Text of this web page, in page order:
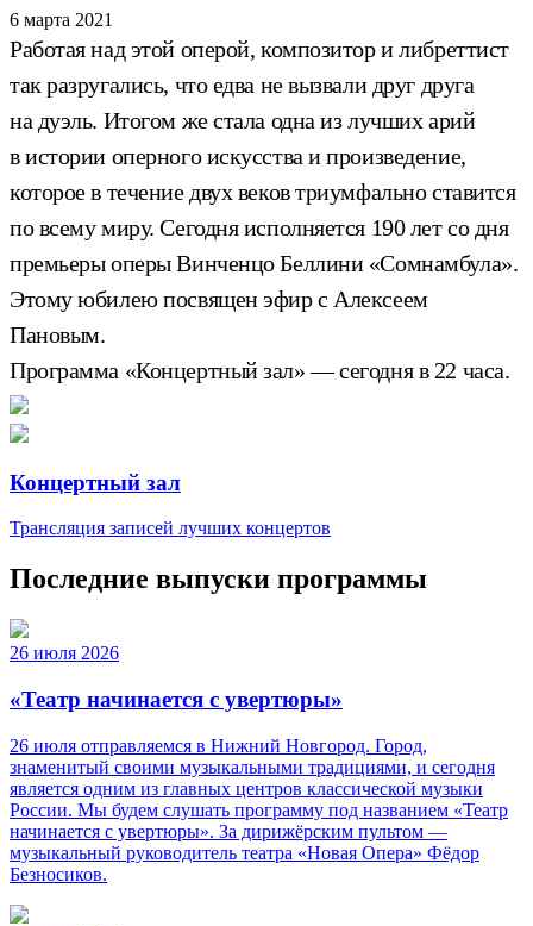
6 марта 2021
Работая над этой оперой, композитор и либреттист
так разругались, что едва не вызвали друг друга
на дуэль. Итогом же стала одна из лучших арий
в истории оперного искусства и произведение,
которое в течение двух веков триумфально ставится
по всему миру. Сегодня исполняется 190 лет со дня
премьеры оперы Винченцо Беллини «Сомнамбула».
Этому юбилею посвящен эфир с Алексеем
Пановым.
Программа «Концертный зал» — сегодня в 22 часа.
Концертный зал
Трансляция записей лучших концертов
Последние выпуски программы
26 июля 2026
«Театр начинается с увертюры»
26 июля отправляемся в Нижний Новгород. Город,
знаменитый своими музыкальными традициями, и сегодня
является одним из главных центров классической музыки
России. Мы будем слушать программу под названием «Театр
начинается с увертюры». За дирижёрским пультом —
музыкальный руководитель театра «Новая Опера» Фёдор
Безносиков.